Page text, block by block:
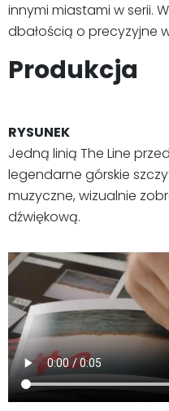
innymi miastami w serii.
dbałością o precyzyjne
Produkcja
RYSUNEK
Jedną linią The Line
legendarne górskie
muzyczne, wizualnie
dźwiękową.